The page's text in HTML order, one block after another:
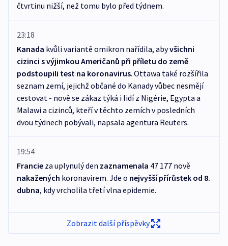
čtvrtinu nižší, než tomu bylo před týdnem.
23:18
Kanada kvůli variantě omikron nařídila, abyvšichni
cizinci s výjimkou Američanů při příletu do země
podstoupili test na koronavirus. Ottawa také rozšířila
seznam zemí, jejichž občané do Kanady vůbec nesmějí
cestovat - nově se zákaz týká i lidí z Nigérie, Egypta a
Malawi a cizinců, kteří v těchto zemích v posledních
dvou týdnech pobývali, napsala agentura Reuters.
19:54
Francie za uplynulý den zaznamenala 47 177 nově
nakažených koronavirem. Jde o nejvyšší přírůstek od 8.
dubna, kdy vrcholila třetí vlna epidemie.
Zobrazit další příspěvky